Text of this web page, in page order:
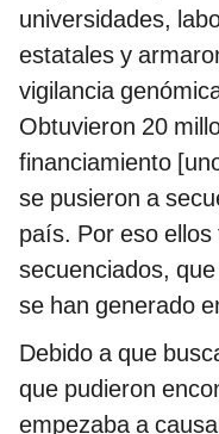
universidades,
estatales y
vigilancia
Obtuvieron 20
financiamiento
se pusieron a
país. Por eso
secuenciados,
se han generado
Debido a que
que pudieron
empezaba a